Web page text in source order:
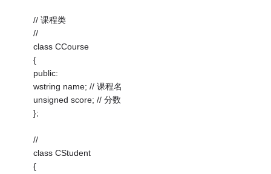
// 课程类
//
class CCourse
{
public:
wstring name; // 课程名
unsigned score; // 分数
};
//
class CStudent
{